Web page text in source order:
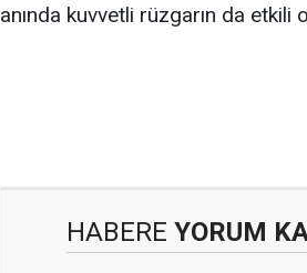
anında kuvvetli rüzgarın da
HABERE YORUM